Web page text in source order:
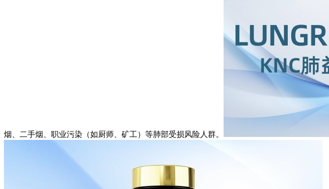
烟、二手烟、职业污染（如厨师、矿工）等肺部受损风险人群。